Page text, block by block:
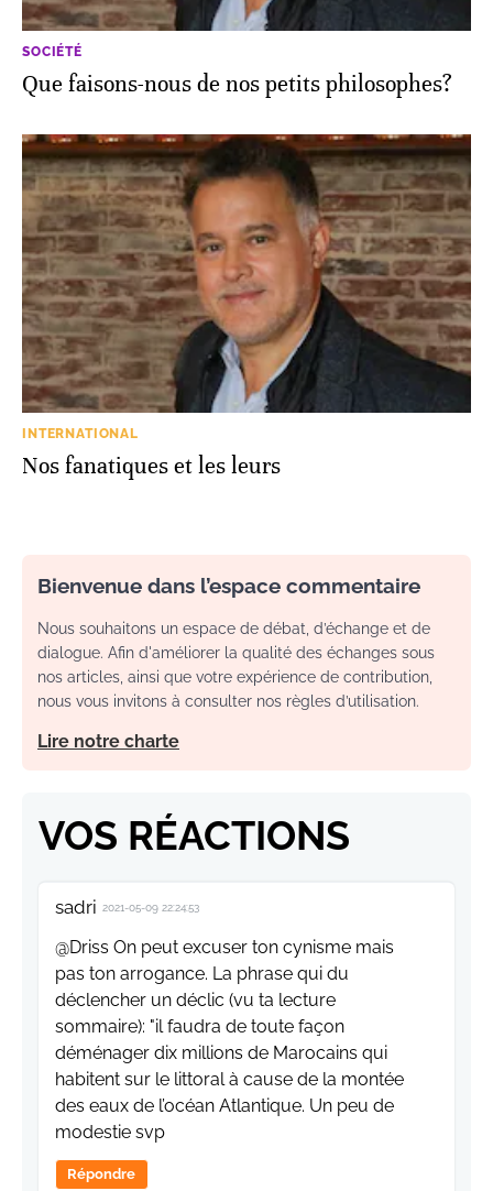
SOCIÉTÉ
Que faisons-nous de nos petits philosophes?
INTERNATIONAL
Nos fanatiques et les leurs
Bienvenue dans l’espace commentaire
Nous souhaitons un espace de débat, d’échange et de
dialogue. Afin d'améliorer la qualité des échanges sous
nos articles, ainsi que votre expérience de contribution,
nous vous invitons à consulter nos règles d’utilisation.
Lire notre charte
VOS RÉACTIONS
sadri 2021-05-09 22:24:53
@Driss On peut excuser ton cynisme mais
pas ton arrogance. La phrase qui du
déclencher un déclic (vu ta lecture
sommaire): "il faudra de toute façon
déménager dix millions de Marocains qui
habitent sur le littoral à cause de la montée
des eaux de l’océan Atlantique. Un peu de
modestie svp
Répondre